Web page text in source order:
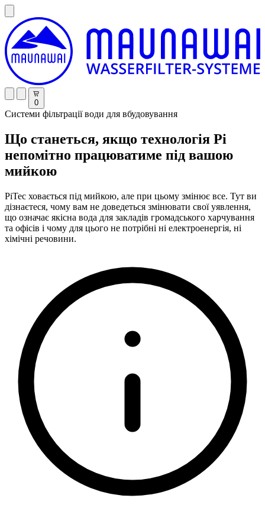
0
Системи фільтрації води для вбудовування
Що станеться, якщо технологія Pi
непомітно працюватиме під вашою
мийкою
PiTec ховається під мийкою, але при цьому змінює все. Тут ви
дізнаєтеся, чому вам не доведеться змінювати свої уявлення,
що означає якісна вода для закладів громадського харчування
та офісів і чому для цього не потрібні ні електроенергія, ні
хімічні речовини.